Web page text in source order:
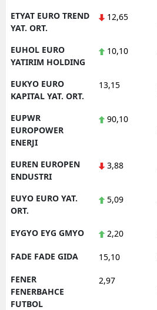
ETYAT EURO TREND
YAT. ORT.
12,65
EUHOL EURO
YATIRIM HOLDING
10,10
EUKYO EURO
KAPITAL YAT. ORT.
13,15
EUPWR
EUROPOWER
ENERJI
90,10
EUREN EUROPEN
ENDUSTRI
3,88
EUYO EURO YAT.
ORT.
5,09
EYGYO EYG GMYO 2,20
FADE FADE GIDA 15,10
FENER
FENERBAHCE
FUTBOL
2,97